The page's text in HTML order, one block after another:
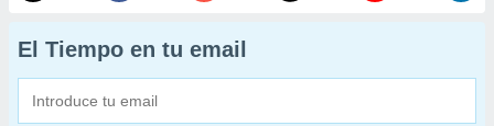
El Tiempo en tu email